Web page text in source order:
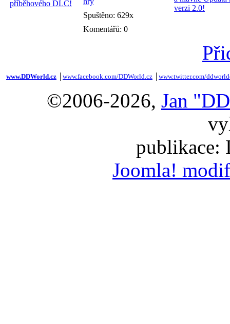
Spuštěno: 629x
Komentářů: 0
www.DDWorld.cz www.facebook.com/DDWorld.cz www.twitter.com/
©2006-2026, Jan
publikace:
Joomla!